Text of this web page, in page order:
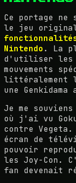
Ce portage ne
le jeu
Nintendo . La
d'utiliser les
mouvements
littéralement
une Genkidama
Je me
où j'ai vu
contre
écran de
pouvoir
les Joy-Con.
fan devenait